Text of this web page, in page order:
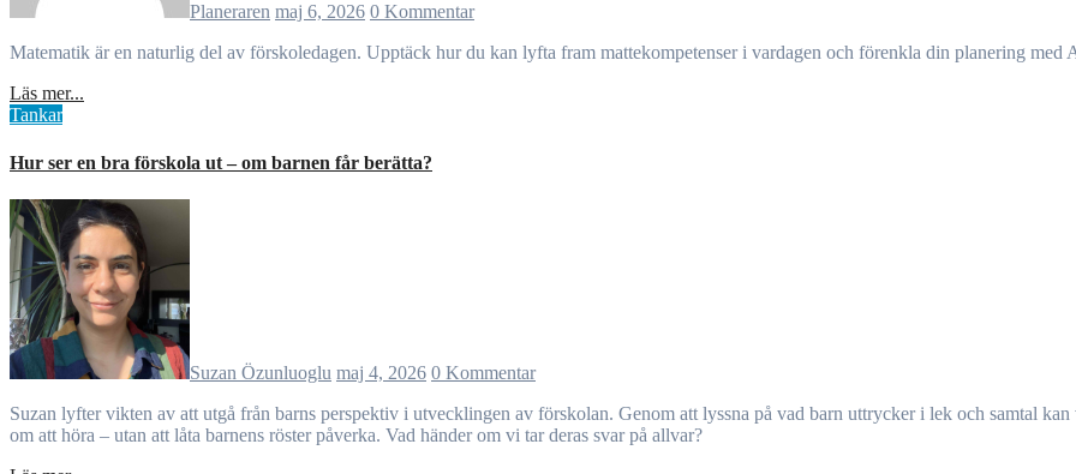
Planeraren maj 6, 2026 0 Kommentar
Matematik är en naturlig del av förskoledagen. Upptäck hur du kan lyfta fram mattekompetenser i vardagen och förenkla din planering med
Läs mer...
Tankar
Hur ser en bra förskola ut – om barnen får berätta?
Suzan Özunluoglu maj 4, 2026 0 Kommentar
Suzan lyfter vikten av att utgå från barns perspektiv i utvecklingen av förskolan. Genom att lyssna på vad barn uttrycker i lek och samtal kan vi förstå vad som skapar mening och kvalitet. Det handlar inte bara
om att höra – utan att låta barnens röster påverka. Vad händer om vi tar deras svar på allvar?